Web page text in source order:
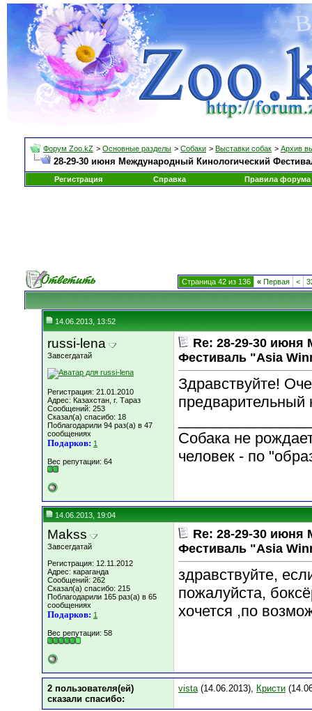
Форум Zoo.kZ > Основные разделы > Собаки > Выставки собак > Архив
28-29-30 июня Международный Кинологический
Регистрация Справка Правила форума
Страница 42 из 136 « Первая <
14.06.2013, 13:52
russi-lena
Завсегдатай
Регистрация: 21.01.2010
Адрес: Казахстан, г. Тараз
Сообщений: 253
Сказал(а) спасибо: 18
Поблагодарили 94 раз(а) в 47
сообщениях
Подарков: 1
Вес репутации: 64
Re: 28-29-30 июня
Фестиваль "Asia
Здравствуйте!
предварительный
Собака не
человек - по
14.06.2013, 19:04
Makss
Завсегдатай
Регистрация: 12.11.2012
Адрес: караганда
Сообщений: 262
Сказал(а) спасибо: 215
Поблагодарили 165 раз(а) в 65
сообщениях
Подарков: 1
Вес репутации: 58
Re: 28-29-30 июня
Фестиваль "Asia
здравствуйте,
пожалуйста,
хочется ,по
2 пользователя(ей)
сказали cпасибо:
vista(14.06.2013), Кристи